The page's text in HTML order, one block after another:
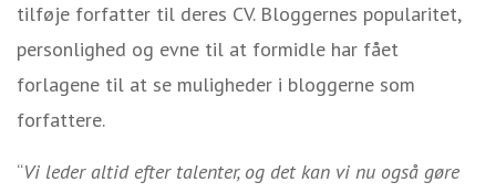
tilføje forfatter til deres CV. Bloggernes popularitet,
personlighed og evne til at formidle har fået
forlagene til at se muligheder i bloggerne som
forfattere.
“Vi leder altid efter talenter, og det kan vi nu også gøre